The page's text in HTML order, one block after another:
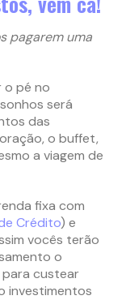
pagarem uma
o pé no
será
das
o buffet,
a viagem de
fixa com
Crédito) e
vocês terão
o
custear
investimentos